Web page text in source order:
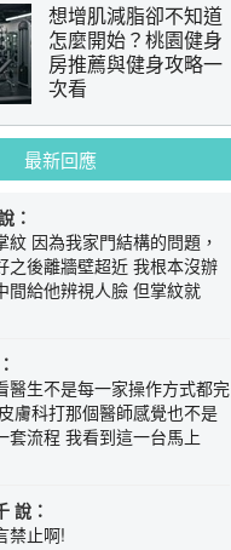
想增肌減脂卻不知道
怎麼開始？桃園健身
房推薦與健身攻略一
次看
最新回應
：
紋 因為我家門結構的問題，
之後離牆壁超近 我根本沒辦
間給他辨視人臉 但掌紋就
醫生不是每一家操作方式都完
膚科打那個醫師感覺也不是
套流程 我看到這一台馬上
說：
禁止啊!